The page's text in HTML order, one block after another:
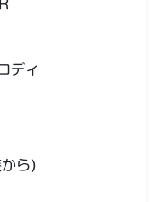
ディ
ら)